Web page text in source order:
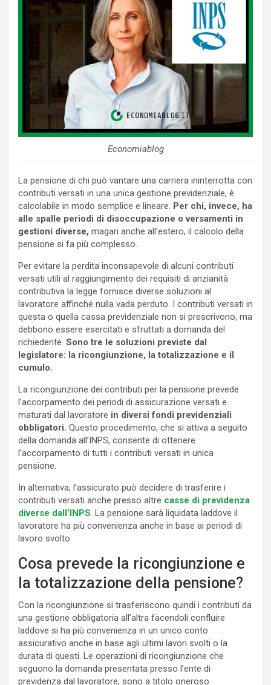
Economiablog
La pensione di chi può vantare una carriera ininterrotta con
contributi versati in una unica gestione previdenziale, è
calcolabile in modo semplice e lineare. Per chi, invece, ha
alle spalle periodi di disoccupazione o versamenti in
gestioni diverse, magari anche all’estero, il calcolo della
pensione si fa più complesso.
Per evitare la perdita inconsapevole di alcuni contributi
versati utili al raggiungimento dei requisiti di anzianità
contributiva la legge fornisce diverse soluzioni al
lavoratore affinché nulla vada perduto. I contributi versati in
questa o quella cassa previdenziale non si prescrivono, ma
debbono essere esercitati e sfruttati a domanda del
richiedente. Sono tre le soluzioni previste dal
legislatore: la ricongiunzione, la totalizzazione e il
cumulo.
La ricongiunzione dei contributi per la pensione prevede
l’accorpamento dei periodi di assicurazione versati e
maturati dal lavoratore in diversi fondi previdenziali
obbligatori. Questo procedimento, che si attiva a seguito
della domanda all’INPS, consente di ottenere
l’accorpamento di tutti i contributi versati in unica
pensione.
In alternativa, l’assicurato può decidere di trasferire i
contributi versati anche presso altre casse di previdenza
diverse dall’INPS . La pensione sarà liquidata laddove il
lavoratore ha più convenienza anche in base ai periodi di
lavoro svolto.
Cosa prevede la ricongiunzione e
la totalizzazione della pensione?
Con la ricongiunzione si trasferiscono quindi i contributi da
una gestione obbligatoria all’altra facendoli confluire
laddove si ha più convenienza in un unico conto
assicurativo anche in base agli ultimi lavori svolti o la
durata di questi. Le operazioni di ricongiunzione che
seguono la domanda presentata presso l’ente di
previdenza dal lavoratore, sono a titolo oneroso.